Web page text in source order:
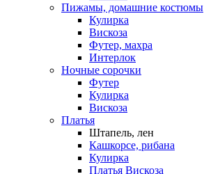
Пижамы, домашние костюмы
Кулирка
Вискоза
Футер, махра
Интерлок
Ночные сорочки
Футер
Кулирка
Вискоза
Платья
Штапель, лен
Кашкорсе, рибана
Кулирка
Платья Вискоза